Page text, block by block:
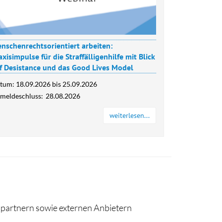
arbeiten:
für die Straffälligenhilfe mit Blick
Desistance und das Good Lives Model
18.09.2026 bis 25.09.2026
28.08.2026
weiterlesen...
sowie externen Anbietern